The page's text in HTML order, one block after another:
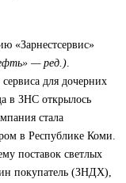
«Зарнестсервис»
— ред.).
для дочерних
в ЗНС открылось
стала
в Республике Коми.
поставок светлых
покупатель (ЗНДХ),